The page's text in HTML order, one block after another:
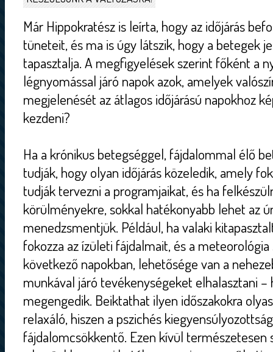
Már Hippokratész is leírta, hogy az időjárás
tüneteit, és ma is úgy látszik, hogy a betegek
tapasztalja. A megfigyelések szerint főként a
légnyomással járó napok azok, amelyek
megjelenését az átlagos időjárású napokhoz
kezdeni?
Ha a krónikus betegséggel, fájdalommal élő
tudják, hogy olyan időjárás közeledik, amely
tudják tervezni a programjaikat, és ha
körülményekre, sokkal hatékonyabb lehet az
menedzsmentjük. Például, ha valaki
fokozza az ízületi fájdalmait, és a
következő napokban, lehetősége van a
munkával járó tevékenységeket elhalasztani
megengedik. Beiktathat ilyen időszakokra
relaxáló, hiszen a pszichés
fájdalomcsökkentő. Ezen kívül természetesen